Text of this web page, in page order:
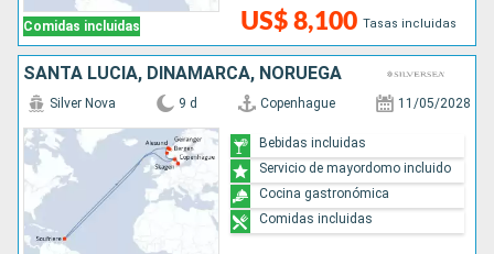
Comidas incluidas US$ 8,100 Tasas incluidas
SANTA LUCIA, DINAMARCA, NORUEGA
Silver Nova 9 d Copenhague 11/05/2028
Bebidas incluidas
Servicio de mayordomo incluido
Cocina gastronómica
Comidas incluidas